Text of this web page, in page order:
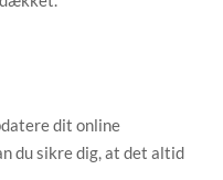
dit online
du sikre dig, at det altid